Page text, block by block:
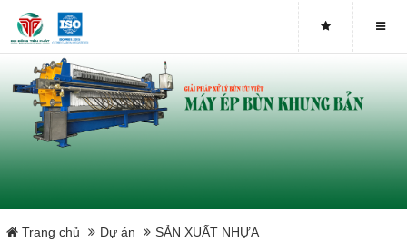
NGÀNH SẢN XUẤT Ô TÔ - XE MÁY
NGÀNH DỆT MAY - DỆT NHUỘM
XỬ LÝ CHẤT THẢI IN ẤN
NGÀNH SẢN XUẤT HÓA CHẤT
Trang chủ Dự án
SẢN XUẤT NHỰA